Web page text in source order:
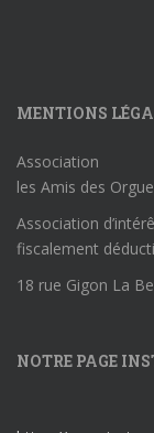
MENTIONS
Association
les Amis des
Association
fiscalement
18 rue Gigon La
NOTRE PAGE